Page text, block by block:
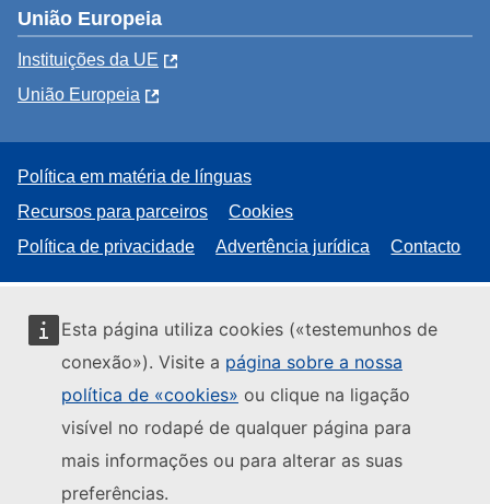
Esta página utiliza cookies («testemunhos de
conexão»). Visite a página sobre a nossa
política de «cookies» ou clique na ligação
visível no rodapé de qualquer página para
mais informações ou para alterar as suas
preferências.
União Europeia
Instituições da UE
União Europeia
Política em matéria de línguas
Recursos para parceiros
Cookies
Política de privacidade
Advertência jurídica Contacto